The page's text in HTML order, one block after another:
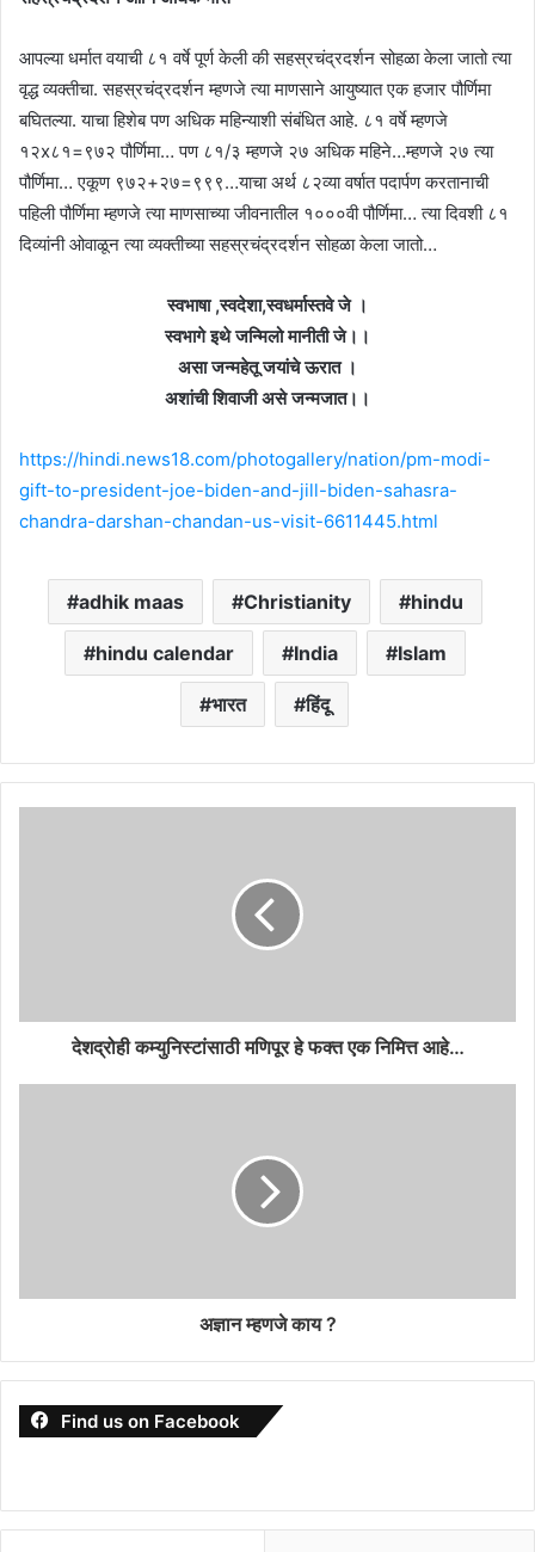
आपल्या धर्मात वयाची ८१ वर्षे पूर्ण केली की सहस्रचंद्रदर्शन सोहळा केला जातो त्या
वृद्ध व्यक्तीचा. सहस्रचंद्रदर्शन म्हणजे त्या माणसाने आयुष्यात एक हजार पौर्णिमा
बघितल्या. याचा हिशेब पण अधिक महिन्याशी संबंधित आहे. ८१ वर्षे म्हणजे
१२x८१=९७२ पौर्णिमा… पण ८१/३ म्हणजे २७ अधिक महिने…म्हणजे २७ त्या
पौर्णिमा… एकूण ९७२+२७=९९९…याचा अर्थ ८२व्या वर्षात पदार्पण करतानाची
पहिली पौर्णिमा म्हणजे त्या माणसाच्या जीवनातील १०००वी पौर्णिमा… त्या दिवशी ८१
दिव्यांनी ओवाळून त्या व्यक्तीच्या सहस्रचंद्रदर्शन सोहळा केला जातो…
स्वभाषा ,स्वदेशा,स्वधर्मास्तवे जे ।
स्वभागे इथे जन्मिलो मानीती जे।।
असा जन्महेतू जयांचे ऊरात ।
अशांची शिवाजी असे जन्मजात।।
https://hindi.news18.com/photogallery/nation/pm-modi-
gift-to-president-joe-biden-and-jill-biden-sahasra-
chandra-darshan-chandan-us-visit-6611445.html
adhik maas Christianity hindu
hindu calendar India Islam
भारत हिंदू
देशद्रोही कम्युनिस्टांसाठी मणिपूर हे फक्त एक निमित्त आहे…
अज्ञान म्हणजे काय ?
Find us on Facebook